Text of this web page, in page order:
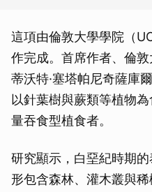
這項由倫敦大學學院（
作完成。首席作者、倫
蒂沃特·塞塔帕尼奇薩庫
以針葉樹與蕨類等植物
量吞食型植食者。
研究顯示，白堊紀時期
形包含森林、灌木叢與